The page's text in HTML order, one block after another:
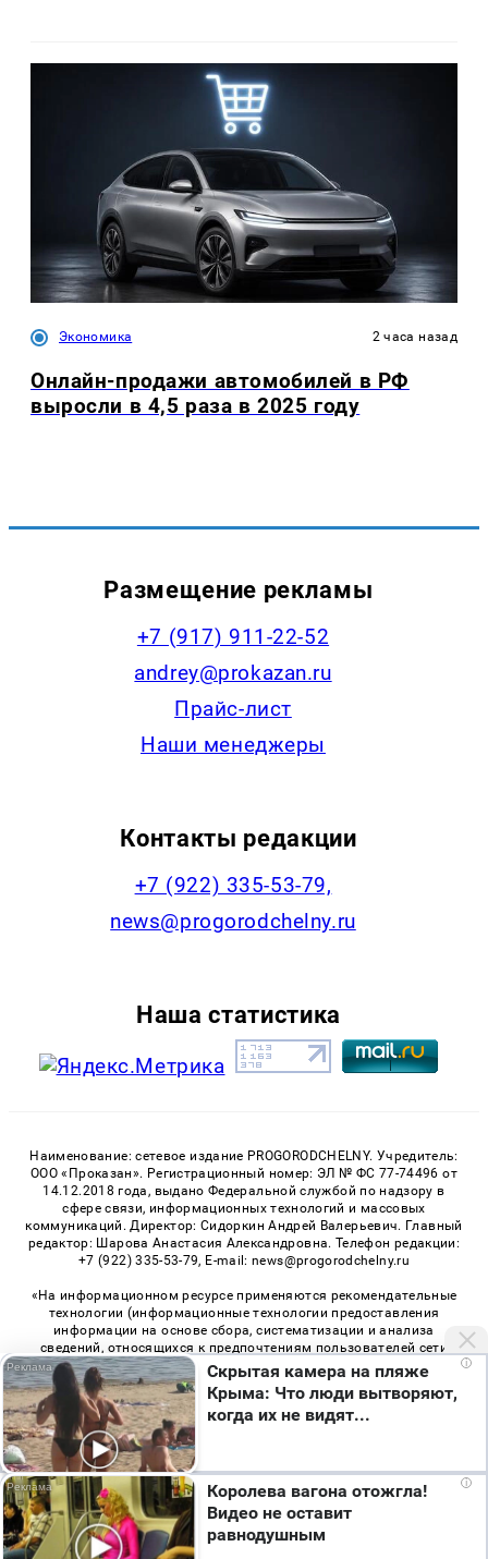
Экономика 2 часа назад
Онлайн-продажи автомобилей в РФ
выросли в 4,5 раза в 2025 году
Размещение рекламы
+7 (917) 911-22-52
andrey@prokazan.ru
Прайс-лист
Наши менеджеры
Контакты редакции
+7 (922) 335-53-79,
news@progorodchelny.ru
Наша статистика
Наименование: сетевое издание PROGORODCHELNY. Учредитель:
ООО «Проказан». Регистрационный номер: ЭЛ № ФС 77-74496 от
14.12.2018 года, выдано Федеральной службой по надзору в
сфере связи, информационных технологий и массовых
коммуникаций. Директор: Сидоркин Андрей Валерьевич. Главный
редактор: Шарова Анастасия Александровна. Телефон редакции:
+7 (922) 335-53-79, E-mail: news@progorodchelny.ru
«На информационном ресурсе применяются рекомендательные
технологии (информационные технологии предоставления
информации на основе сбора, систематизации и анализа
сведений, относящихся к предпочтениям пользователей сети
«Интернет», находящихся на территории Российской
Федерации)». Правила применения рекомендательных
технологий в виджетах рекламно-обменной сети«СМИ2» (PDF),
«Sparrow» (PDF)
© 2026 «PROGorodChelny» | Все права защищены
Возрастная категория сайта 16+
Политика конфиденциальности
Мы используем cookie. Во время посещения сайта
вы соглашаетесь с тем, что мы обрабатываем
ваши персональные данные с использованием
метрик Яндекс Метрика, top.mail.ru, LiveInternet.
i
Скрытая камера на пляже
Крыма: Что люди вытворяют,
когда их не видят...
i
Королева вагона отожгла!
Видео не оставит
равнодушным